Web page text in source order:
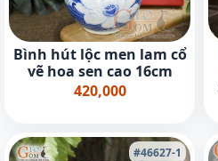
Bình hút lộc men lam cổ
vẽ hoa sen cao 16cm
420,000
#46627-1